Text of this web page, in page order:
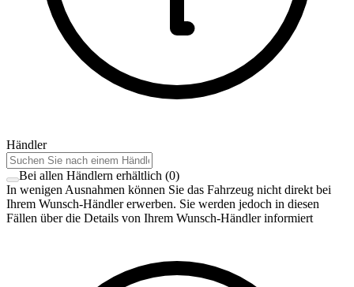
Händler
Bei allen Händlern erhältlich (0)
In wenigen Ausnahmen können Sie das Fahrzeug nicht direkt bei
Ihrem Wunsch-Händler erwerben. Sie werden jedoch in diesen
Fällen über die Details von Ihrem Wunsch-Händler informiert